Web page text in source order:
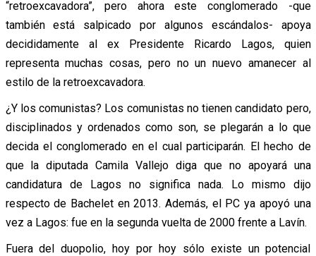
“retroexcavadora”, pero ahora este conglomerado -que
también está salpicado por algunos escándalos- apoya
decididamente al ex Presidente Ricardo Lagos, quien
representa muchas cosas, pero no un nuevo amanecer al
estilo de la retroexcavadora.
¿Y los comunistas? Los comunistas no tienen candidato pero,
disciplinados y ordenados como son, se plegarán a lo que
decida el conglomerado en el cual participarán. El hecho de
que la diputada Camila Vallejo diga que no apoyará una
candidatura de Lagos no significa nada. Lo mismo dijo
respecto de Bachelet en 2013. Además, el PC ya apoyó una
vez a Lagos: fue en la segunda vuelta de 2000 frente a Lavín.
Fuera del duopolio, hoy por hoy sólo existe un potencial